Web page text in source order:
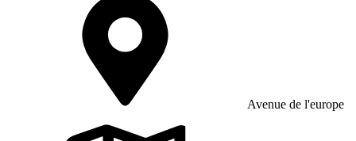
Avenue de l'europe